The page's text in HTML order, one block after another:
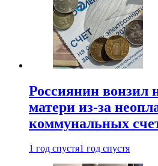
Россиянин вонзил
матери из-за
коммунальных
1 год спустя1 год спустя